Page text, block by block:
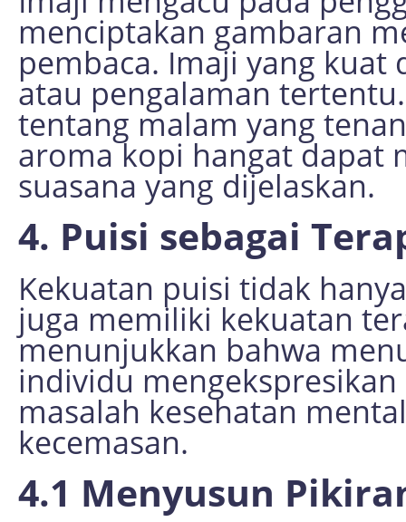
menciptakan gambaran
pembaca. Imaji yang
atau pengalaman
tentang malam yang
aroma kopi hangat dapat
suasana yang dijelaskan.
4. Puisi sebagai
Kekuatan puisi tidak
juga memiliki kekuatan
menunjukkan bahwa
individu
masalah kesehatan
kecemasan.
4.1 Menyusun